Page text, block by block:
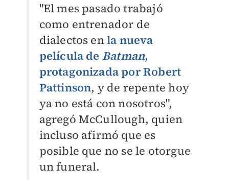
"El mes pasado trabajó
como entrenador de
dialectos enla nueva
película de Batman,
protagonizada por Robert
Pattinson, y de repente hoy
ya no está con nosotros",
agregó McCullough, quien
incluso afirmó que es
posible que no se le otorgue
un funeral.